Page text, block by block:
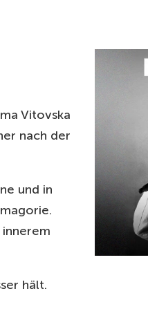
Vitovska
nach der
und in
hält.